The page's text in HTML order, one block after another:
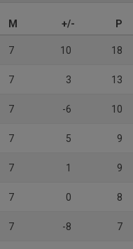
M +/- P
7 10 18
7 3 13
7 -6 10
7 5 9
7 1 9
7 0 8
7 -8 7